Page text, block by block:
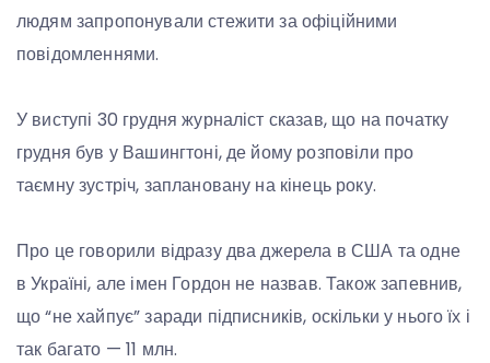
людям запропонували стежити за офіційними
повідомленнями.
У виступі 30 грудня журналіст сказав, що на початку
грудня був у Вашингтоні, де йому розповіли про
таємну зустріч, заплановану на кінець року.
Про це говорили відразу два джерела в США та одне
в Україні, але імен Гордон не назвав. Також запевнив,
що “не хайпує” заради підписників, оскільки у нього їх і
так багато — 11 млн.